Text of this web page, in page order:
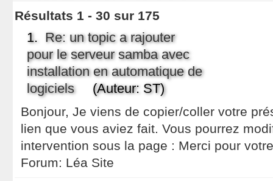
Résultats 1 - 30 sur 175
1. Re: un topic a rajouter
pour le serveur samba avec
installation en automatique de
logiciels(Auteur: ST)
Bonjour, Je viens de copier/coller votre
lien que vous aviez fait. Vous pourrez
intervention sous la page : Merci pour
Forum: Léa Site